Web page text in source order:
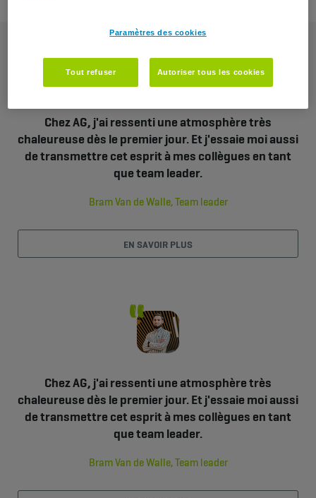
Chez AG, j'ai ressenti une atmosphère très
chaleureuse dès le premier jour. Et j'essaie moi aussi
de transmettre cet esprit à mes collègues en tant
que team leader.
Bram Van de Walle, Team leader
EN SAVOIR PLUS
Chez AG, j'ai ressenti une atmosphère très
chaleureuse dès le premier jour. Et j'essaie moi aussi
de transmettre cet esprit à mes collègues en tant
que team leader.
Bram Van de Walle, Team leader
Paramètres des cookies
Tout refuser Autoriser tous les cookies